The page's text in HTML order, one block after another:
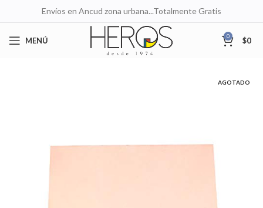
Envíos en Ancud zona urbana...Totalmente Gratis
MENÚ 0 $0
AGOTADO